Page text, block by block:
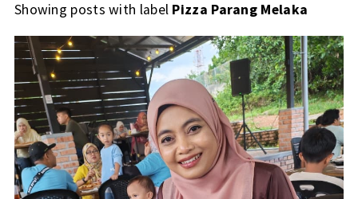
Showing posts with label Pizza Parang Melaka